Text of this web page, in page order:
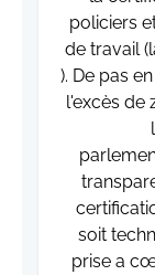
policiers
de travail
). De pas
l'excès de
soit
prise a